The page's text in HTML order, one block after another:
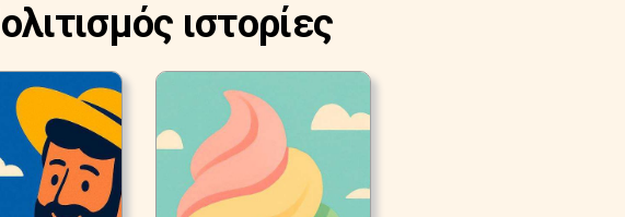
ιστορίες